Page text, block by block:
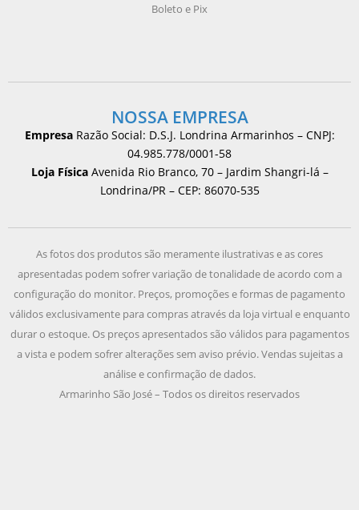
Boleto e Pix
NOSSA EMPRESA
EmpresaRazão Social: D.S.J. Londrina Armarinhos – CNPJ:
04.985.778/0001-58
Loja FísicaAvenida Rio Branco, 70 – Jardim Shangri-lá –
Londrina/PR – CEP: 86070-535
As fotos dos produtos são meramente ilustrativas e as cores
apresentadas podem sofrer variação de tonalidade de acordo com a
configuração do monitor. Preços, promoções e formas de pagamento
válidos exclusivamente para compras através da loja virtual e enquanto
durar o estoque. Os preços apresentados são válidos para pagamentos
a vista e podem sofrer alterações sem aviso prévio. Vendas sujeitas a
análise e confirmação de dados.
Armarinho São José – Todos os direitos reservados